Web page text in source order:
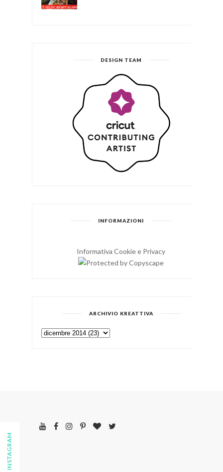
DESIGN TEAM
INFORMAZIONI
Informativa Cookie e Privacy
ARCHIVIO KREATTIVA